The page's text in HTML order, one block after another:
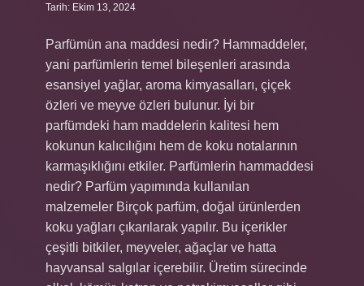
Tarih: Ekim 13, 2024
Parfümün ana maddesi nedir? Hammaddeler,
yani parfümlerin temel bileşenleri arasında
esansiyel yağlar, aroma kimyasalları, çiçek
özleri ve meyve özleri bulunur. İyi bir
parfümdeki ham maddelerin kalitesi hem
kokunun kalıcılığını hem de koku notalarının
karmaşıklığını etkiler. Parfümlerin hammaddesi
nedir? Parfüm yapımında kullanılan
malzemeler Birçok parfüm, doğal ürünlerden
koku yağları çıkarılarak yapılır. Bu içerikler
çeşitli bitkiler, meyveler, ağaçlar ve hatta
hayvansal salgılar içerebilir. Üretim sürecinde